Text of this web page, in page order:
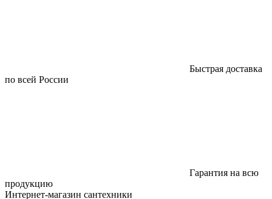
Быстрая доставка
по всей России
Гарантия на всю
продукцию
Интернет-магазин сантехники